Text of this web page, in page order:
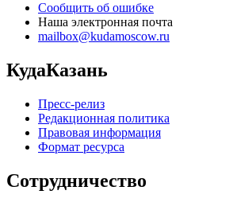
Сообщить об ошибке
Наша электронная почта
mailbox@kudamoscow.ru
КудаКазань
Пресс-релиз
Редакционная политика
Правовая информация
Формат ресурса
Сотрудничество